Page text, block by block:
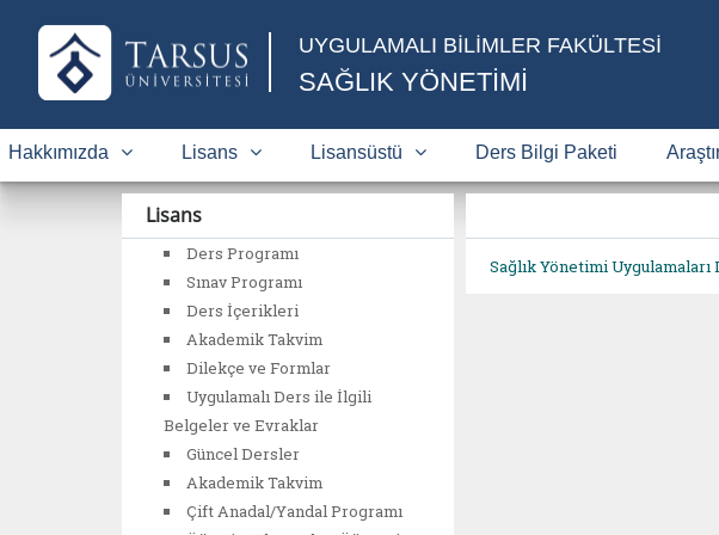
UYGULAMALI BİLİMLER FAKÜLTESİ
SAĞLIK YÖNETİMİ
Hakkımızda Lisans Lisansüstü Ders Bilgi Paketi
Lisans
Ders Programı
Sınav Programı
Ders İçerikleri
Akademik Takvim
Dilekçe ve Formlar
Uygulamalı Ders ile İlgili
Belgeler ve Evraklar
Güncel Dersler
Akademik Takvim
Çift Anadal/Yandal Programı
Sağlık Yönetimi Uygulamaları